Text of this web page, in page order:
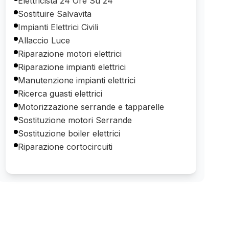
Sostituire Salvavita
Impianti Elettrici Civili
Allaccio Luce
Riparazione motori elettrici
Riparazione impianti elettrici
Manutenzione impianti elettrici
Ricerca guasti elettrici
Motorizzazione serrande e tapparelle
Sostituzione motori Serrande
Sostituzione boiler elettrici
Riparazione cortocircuiti